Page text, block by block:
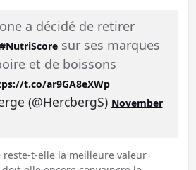
a décidé de retirer
#NutriScoresur ses marques
et de boissons
t.co/ar9GA8eXWp
(@HercbergS) November
reste-t-elle la meilleure valeur